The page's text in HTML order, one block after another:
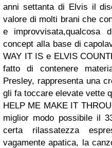
anni settanta di Elvis il
valore di molti brani che
e improvvisata,qualcosa
concept alla base di
WAY IT IS e ELVIS
fatto di contenere
Presley, rappresenta una
gli fa toccare elevate vette
HELP ME MAKE IT
miglior modo possibile il
certa rilassatezza
vagamente apatica, la